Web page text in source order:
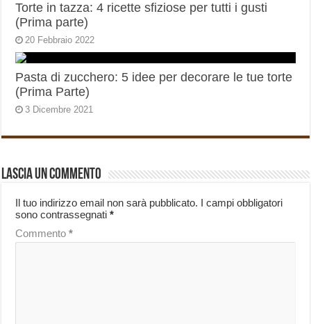
Torte in tazza: 4 ricette sfiziose per tutti i gusti
(Prima parte)
20 Febbraio 2022
Pasta di zucchero: 5 idee per decorare le tue torte
(Prima Parte)
3 Dicembre 2021
Lascia un commento
Il tuo indirizzo email non sarà pubblicato. I campi obbligatori
sono contrassegnati*
Commento*